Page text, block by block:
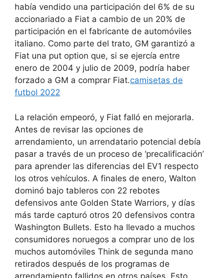
había vendido una participación del 6% de su
accionariado a Fiat a cambio de un 20% de
participación en el fabricante de automóviles
italiano. Como parte del trato, GM garantizó a
Fiat una put option que, si se ejercía entre
enero de 2004 y julio de 2009, podría haber
forzado a GM a comprar Fiat.camisetas de
futbol 2022
La relación empeoró, y Fiat falló en mejorarla.
Antes de revisar las opciones de
arrendamiento, un arrendatario potencial debía
pasar a través de un proceso de ‘precalificación’
para aprender las diferencias del EV1 respecto
los otros vehículos. A finales de enero, Walton
dominó bajo tableros con 22 rebotes
defensivos ante Golden State Warriors, y días
más tarde capturó otros 20 defensivos contra
Washington Bullets. Esto ha llevado a muchos
consumidores noruegos a comprar uno de los
muchos automóviles Think de segunda mano
retirados después de los programas de
arrendamiento fallidos en otros países. Esto